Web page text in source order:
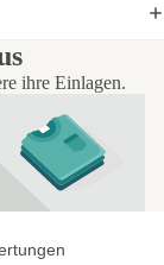
ihre Einlagen.